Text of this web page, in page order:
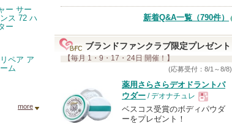
ー サー
ス 72 ハ
ー
ペア ア
ム
more
新着Q&A一覧（790件）
ブランドファンクラブ限定プレゼント
【毎月 1・9・17・24日 開催！】
(応募受付：8/1～8/8)
薬用さらさらデオドラントパ
ウダー / デオナチュレ
現
ベスコス受賞のボディパウダ
ーをプレゼント！